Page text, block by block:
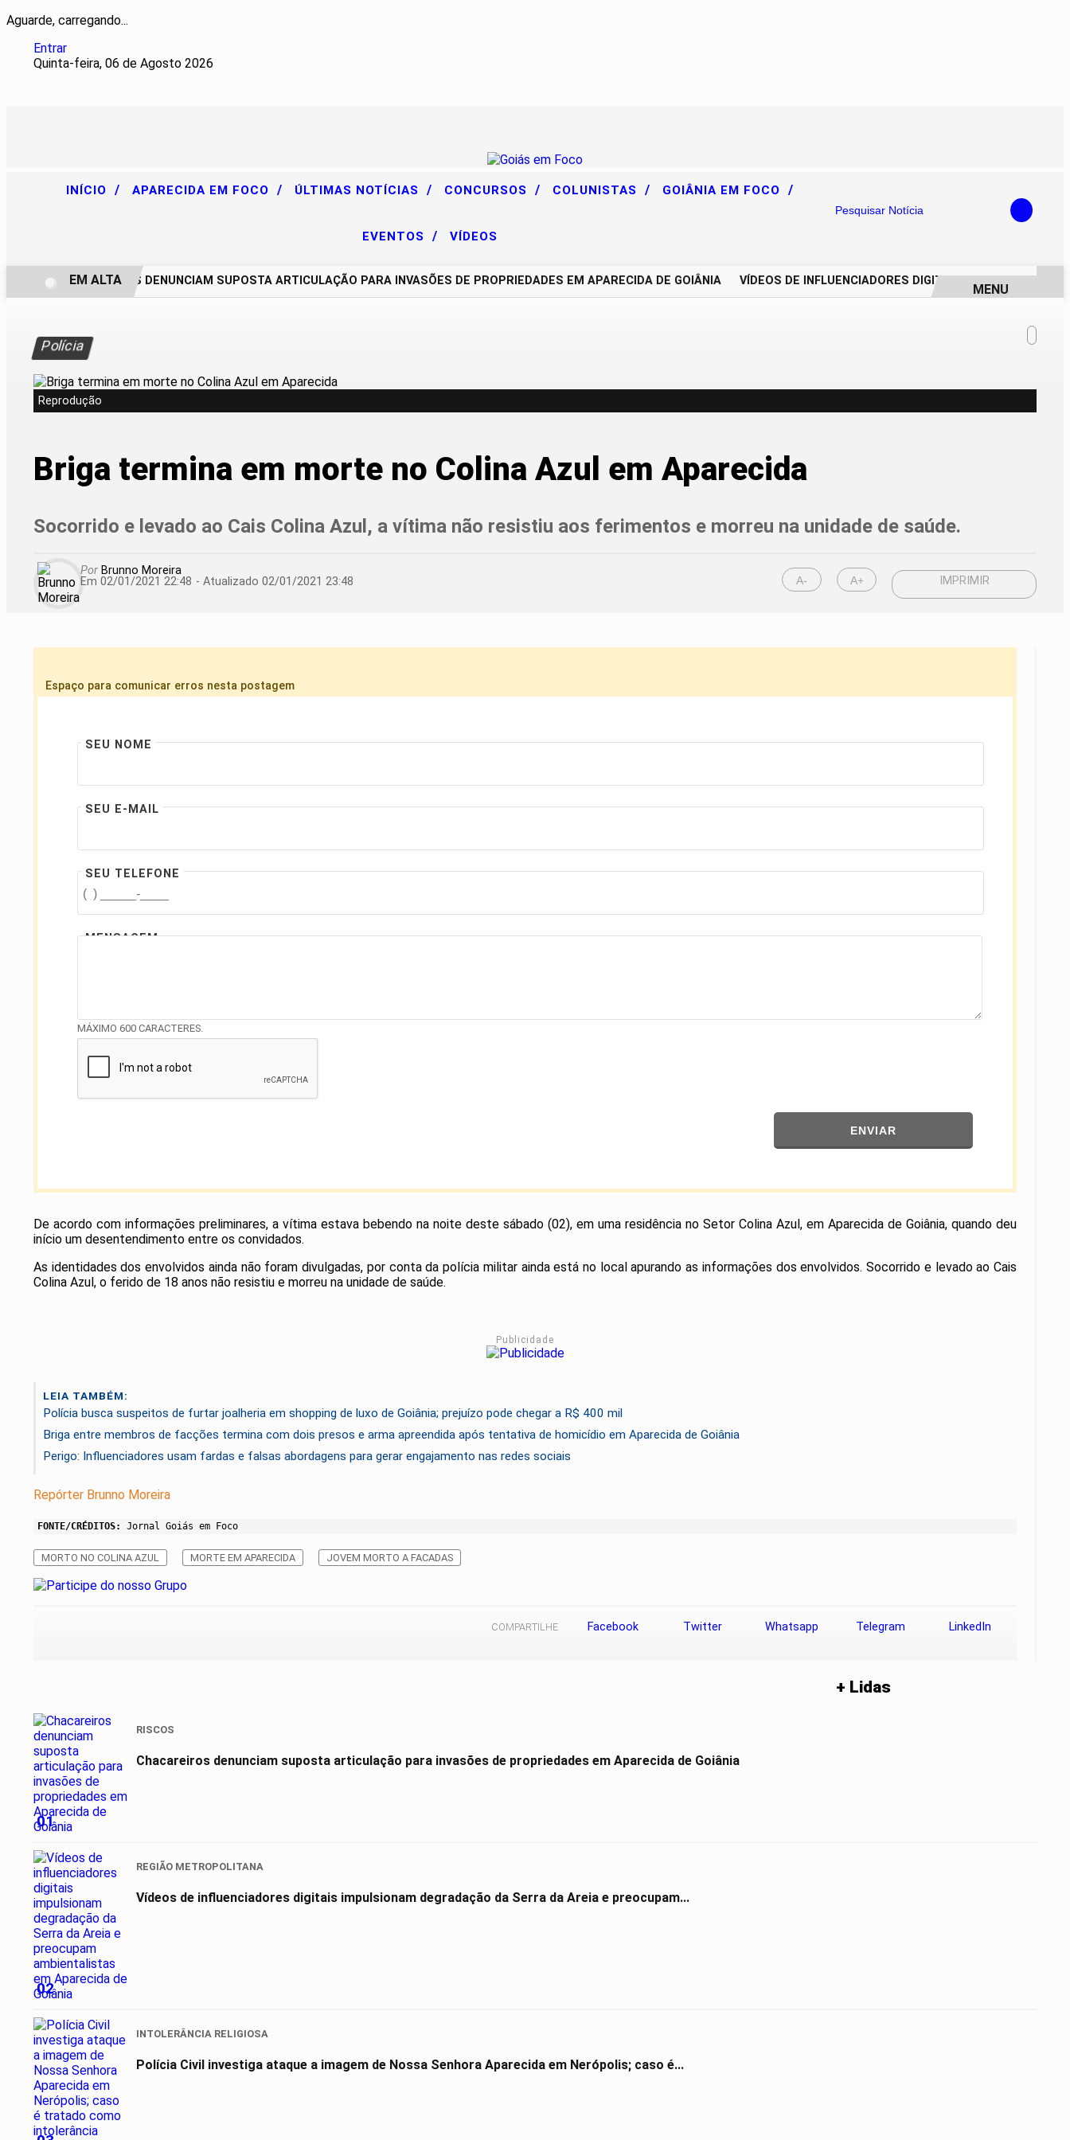
Aguarde, carregando...
Entrar
Quinta-feira, 06 de Agosto 2026
Pesquisar Notícia
INÍCIO / APARECIDA EM FOCO / ÚLTIMAS NOTÍCIAS / CONCURSOS / COLUNISTAS / GOIÂNIA EM FOCO /
EVENTOS / VÍDEOS
CHACAREIROS DENUNCIAM SUPOSTA ARTICULAÇÃO PARA INVASÕES DE PROPRIEDADES EM APARECIDA DE GOIÂNIA VÍDEOS DE INFLUENCIADORES DIGITAIS IMPULSIONAM
EM ALTA
MENU
Polícia
Reprodução
Briga termina em morte no Colina Azul em Aparecida
Socorrido e levado ao Cais Colina Azul, a vítima não resistiu aos ferimentos e morreu na unidade de saúde.
Por Brunno Moreira
Em 02/01/2021 22:48 - Atualizado 02/01/2021 23:48 A- A+ IMPRIMIR
Espaço para comunicar erros nesta postagem
SEU NOME
SEU E-MAIL
SEU TELEFONE
MENSAGEM
MÁXIMO 600 CARACTERES.
ENVIAR
De acordo com informações preliminares, a vítima estava bebendo na noite deste sábado (02), em uma residência no Setor Colina Azul, em Aparecida de Goiânia, quando deu
início um desentendimento entre os convidados.
As identidades dos envolvidos ainda não foram divulgadas, por conta da polícia militar ainda está no local apurando as informações dos envolvidos. Socorrido e levado ao Cais
Colina Azul, o ferido de 18 anos não resistiu e morreu na unidade de saúde.
Publicidade
LEIA TAMBÉM:
Polícia busca suspeitos de furtar joalheria em shopping de luxo de Goiânia; prejuízo pode chegar a R$ 400 mil
Briga entre membros de facções termina com dois presos e arma apreendida após tentativa de homicídio em Aparecida de Goiânia
Perigo: Influenciadores usam fardas e falsas abordagens para gerar engajamento nas redes sociais
Repórter Brunno Moreira
FONTE/CRÉDITOS: Jornal Goiás em Foco
MORTO NO COLINA AZUL MORTE EM APARECIDA JOVEM MORTO A FACADAS
COMPARTILHE Facebook Twitter Whatsapp Telegram LinkedIn
+ Lidas
01
RISCOS
Chacareiros denunciam suposta articulação para invasões de propriedades em Aparecida de Goiânia
02
REGIÃO METROPOLITANA
Vídeos de influenciadores digitais impulsionam degradação da Serra da Areia e preocupam...
INTOLERÂNCIA RELIGIOSA
Polícia Civil investiga ataque a imagem de Nossa Senhora Aparecida em Nerópolis; caso é...